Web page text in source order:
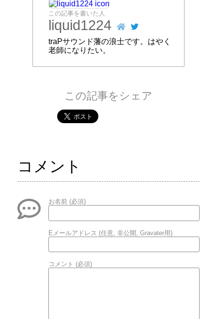
この記事を書いた人
liquid1224
traPサウンド藩の浪士です。はやく
老師になりたい。
この記事をシェア